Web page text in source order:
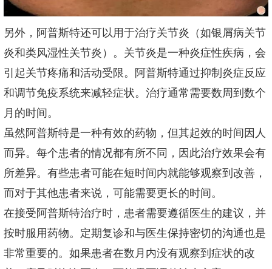
另外，阿普斯特还可以用于治疗关节炎（如银屑病关节
炎和类风湿性关节炎）。关节炎是一种炎症性疾病，会
引起关节疼痛和活动受限。阿普斯特通过抑制炎症反应
和调节免疫系统来减轻症状。治疗通常需要数周到数个
月的时间。
虽然阿普斯特是一种有效的药物，但其起效的时间因人
而异。每个患者的情况都有所不同，因此治疗效果会有
所差异。有些患者可能在短时间内就能够观察到改善，
而对于其他患者来说，可能需要更长的时间。
在接受阿普斯特治疗时，患者需要遵循医生的建议，并
按时服用药物。定期复诊和与医生保持密切的沟通也是
非常重要的。如果患者在数月内没有观察到症状的改